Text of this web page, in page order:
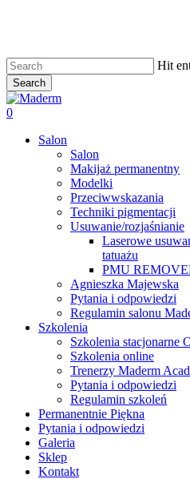
content
Hit
Search
Close
Search
search
0
Salon
Salon
Makijaż permanentny
Modelki
Przeciwwskazania
Techniki pigmentacji
Usuwanie/rozjaśnianie
Laserowe
tatuażu
PMU
Agnieszka Majewska
Pytania i odpowiedzi
Regulamin salonu
Szkolenia
Szkolenia stacjonarne
Szkolenia online
Trenerzy Maderm
Pytania i odpowiedzi
Regulamin szkoleń
Permanentnie Piękna
Pytania i odpowiedzi
Galeria
Sklep
Kontakt